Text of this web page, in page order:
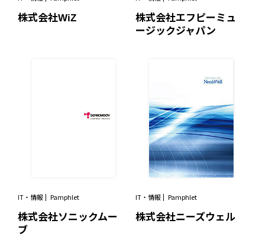
株式会社WiZ
株式会社エフピーミュ
ージックジャパン
IT・情報 Pamphlet
株式会社ソニックムー
ブ
IT・情報 Pamphlet
株式会社ニーズウェル